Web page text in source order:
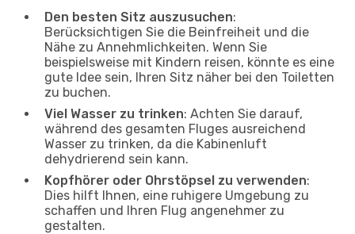
Den besten Sitz auszusuchen:
Berücksichtigen Sie die Beinfreiheit und die
Nähe zu Annehmlichkeiten. Wenn Sie
beispielsweise mit Kindern reisen, könnte es eine
gute Idee sein, Ihren Sitz näher bei den Toiletten
zu buchen.
Viel Wasser zu trinken: Achten Sie darauf,
während des gesamten Fluges ausreichend
Wasser zu trinken, da die Kabinenluft
dehydrierend sein kann.
Kopfhörer oder Ohrstöpsel zu verwenden:
Dies hilft Ihnen, eine ruhigere Umgebung zu
schaffen und Ihren Flug angenehmer zu
gestalten.